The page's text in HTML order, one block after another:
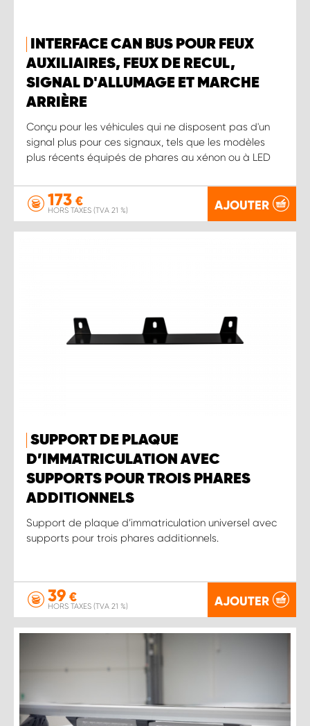
INTERFACE CAN BUS POUR FEUX
AUXILIAIRES, FEUX DE RECUL,
SIGNAL D'ALLUMAGE ET MARCHE
ARRIÈRE
Conçu pour les véhicules qui ne disposent pas d'un
signal plus pour ces signaux, tels que les modèles
plus récents équipés de phares au xénon ou à LED
173 €
HORS TAXES (TVA 21 %) AJOUTER
SUPPORT DE PLAQUE
D’IMMATRICULATION AVEC
SUPPORTS POUR TROIS PHARES
ADDITIONNELS
Support de plaque d’immatriculation universel avec
supports pour trois phares additionnels.
39 €
HORS TAXES (TVA 21 %) AJOUTER